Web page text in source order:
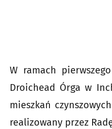
W ramach
Droichead Órga w
mieszkań
realizowany przez